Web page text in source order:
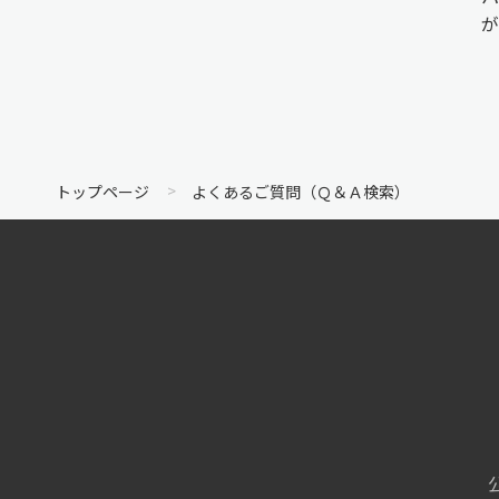
トップページ よくあるご質問（Ｑ＆Ａ検索）